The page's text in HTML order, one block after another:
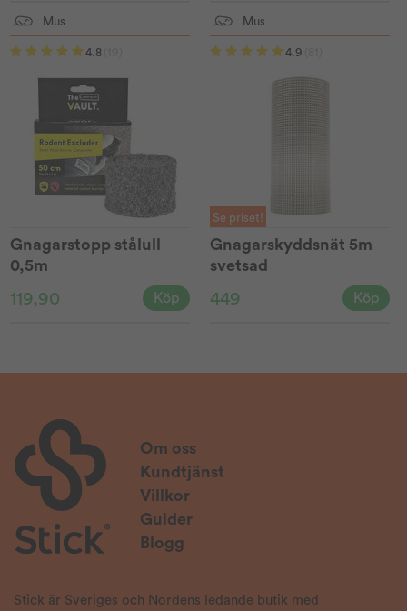
Mus
4.8
Gnagarstopp stålull
0,5m
119,90 Köp
Mus
4.9
Se priset!
Gnagarskyddsnät 5m
svetsad
449 Köp
Om oss
Kundtjänst
Villkor
Guider
Blogg
Stick är Sveriges och Nordens ledande butik med